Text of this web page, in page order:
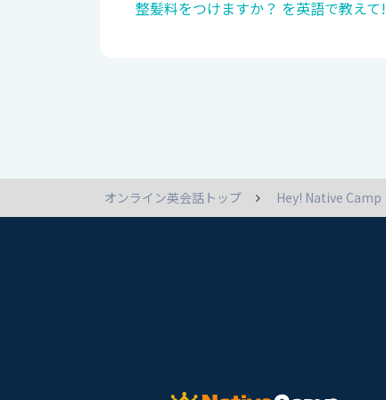
整髪料をつけますか？ を英語で教えて!
オンライン英会話トップ Hey! Native Camp